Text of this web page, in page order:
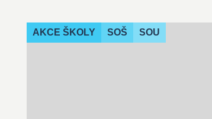
AKCE ŠKOLY SOŠ SOU